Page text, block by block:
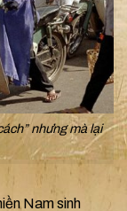
nhưng mà lại
Nam sinh